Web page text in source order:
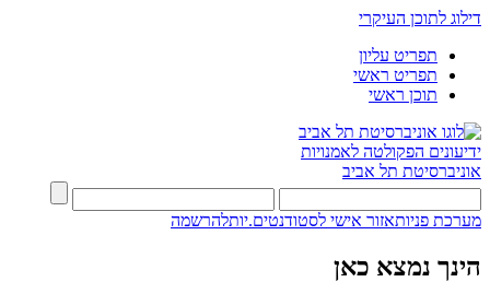
דילוג לתוכן העיקרי
תפריט עליון
תפריט ראשי
תוכן ראשי
ידיעונים הפקולטה לאמנויות
אוניברסיטת תל אביב
מערכת פניותאזור אישי לסטודנטים.יותלהרשמה
הינך נמצא כאן